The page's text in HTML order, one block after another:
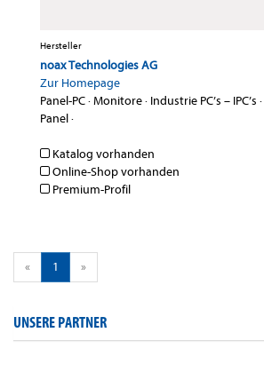
Hersteller
noax Technologies AG
Zur Homepage
Panel-PC·Monitore· Industrie PC’s – IPC’s ·
Panel·
Katalog vorhanden
Online-Shop vorhanden
Premium-Profil
« 1 »
UNSERE PARTNER